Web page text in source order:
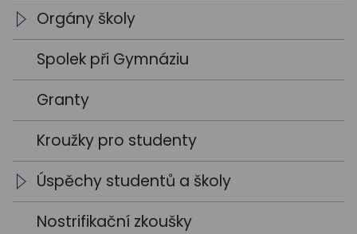
Výsledky VŘ
Vyučující
Trenéři
Orgány školy
Studentský parlament
Školská rada
Spolek při Gymnáziu
Granty
Kroužky pro studenty
Úspěchy studentů a školy
Školní rok 2021 / 2022
Nostrifikační zkoušky